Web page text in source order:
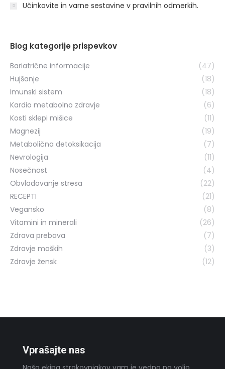
Učinkovite in varne sestavine v pravilnih odmerkih.
Blog kategorije prispevkov
Bariatrične informacije
(47)
Hujšanje
(18)
Imunski sistem
(18)
Kardio metabolno zdravje
(6)
Kosti sklepi mišice
(11)
Magnezij
(19)
Metabolična detoksikacija
(7)
Nevrologija
(11)
Nosečnost
(4)
Obvladovanje stresa
(22)
RECEPTI
(21)
Vegansko
(8)
Vitamini in minerali
(26)
Zdrava prebava
(7)
Zdravje moških
(3)
Zdravje žensk
(12)
Vprašajte nas